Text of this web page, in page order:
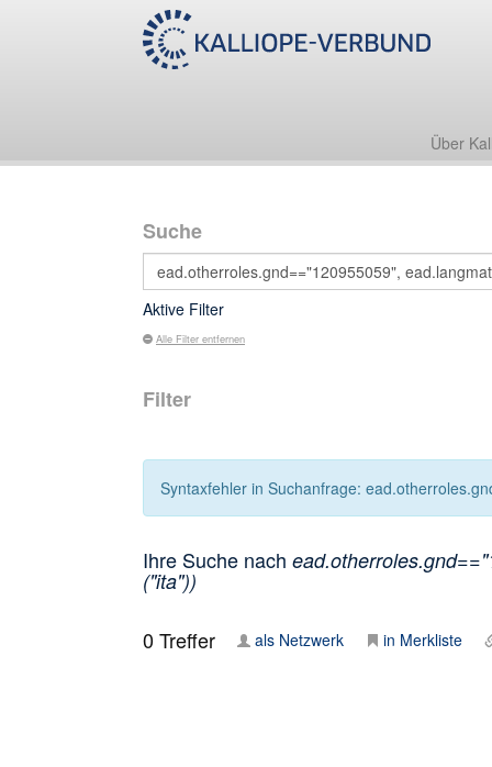
Über
Suche
Aktive Filter
Alle Filter entfernen
Filter
Syntaxfehler in Suchanfrage:
Ihre Suche nach
("ita"))
0Treffer als Netzwerk in Merkliste